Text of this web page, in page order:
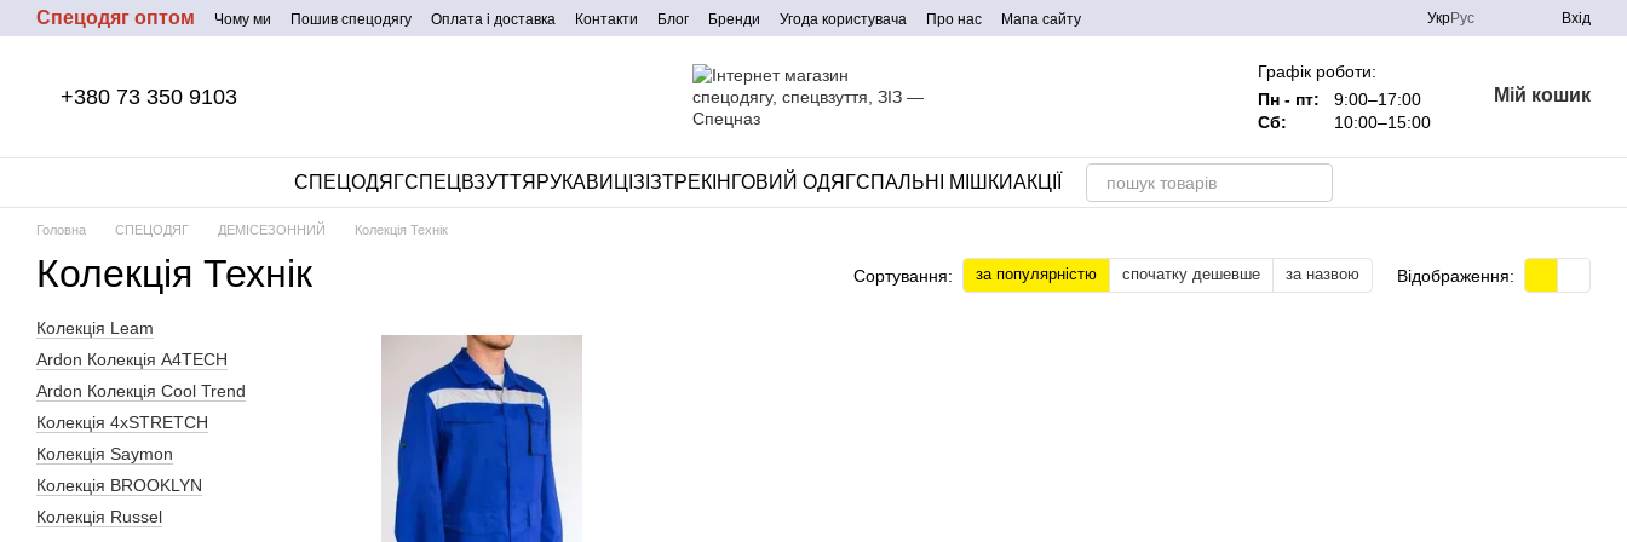
Перейти до основного контенту
Спецодяг оптом Чому ми Пошив спецодягу Оплата і доставка Контакти Блог Бренди Угода користувача Про нас Мапа сайту УкрРус Вхід
+380 73 350 9103
Графік роботи:
Пн - пт:
9:00–17:00
Сб:
10:00–15:00
Мій кошик
СПЕЦОДЯГСПЕЦВЗУТТЯ РУКАВИЦІ ЗІЗТРЕКІНГОВИЙ ОДЯГСПАЛЬНІ МІШКИАКЦІЇ
Головна СПЕЦОДЯГ ДЕМІСЕЗОННИЙ Колекція Технік
Колекція Технік Сортування: за популярністю спочатку дешевше за назвою Відображення:
Колекція Leam
Ardon Колекція A4TECH
Ardon Колекція Cool Trend
Колекція 4xSTRETCH
Колекція Saymon
Колекція BROOKLYN
Колекція Russel